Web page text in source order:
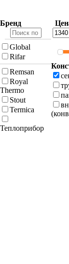
Бренд
Global
Rifar
Remsan
Royal
Thermo
Stout
Termica
Теплоприбор